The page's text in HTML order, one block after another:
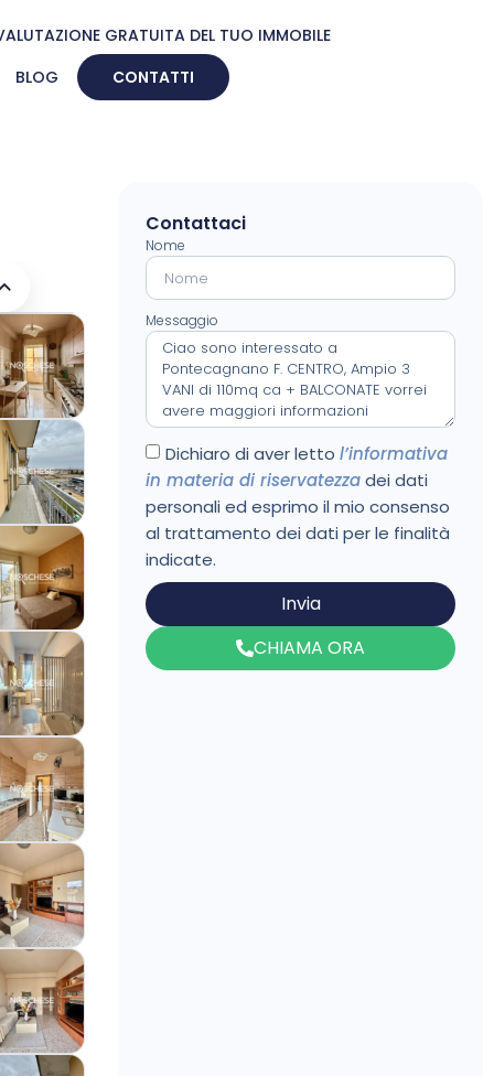
GRATUITA DEL TUO IMMOBILE
BLOG
CONTATTI
Contattaci
Nome
Messaggio
Dichiaro di aver letto l’informativa
in materia di riservatezzadei dati
personali ed esprimo il mio consenso
al trattamento dei dati per le finalità
indicate.
Invia
CHIAMA ORA